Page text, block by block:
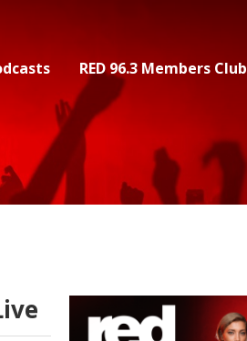
RED 96.3 Members Club